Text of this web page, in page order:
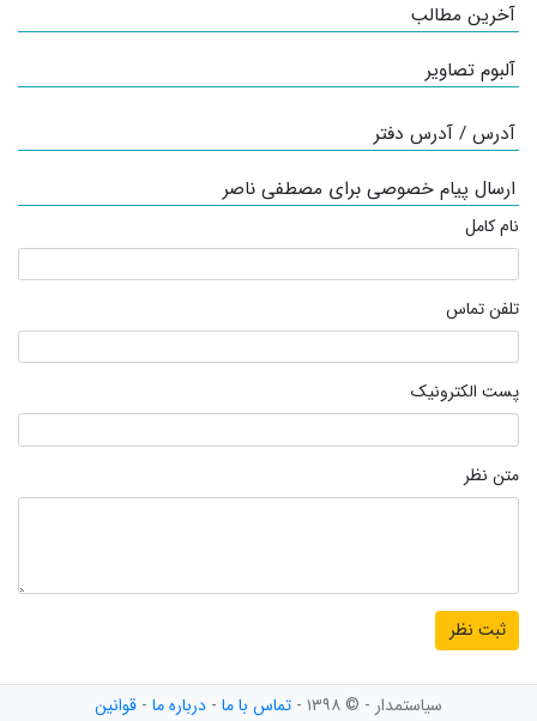
آخرین مطالب
آلبوم تصاویر
آدرس / آدرس دفتر
ارسال پیام خصوصی برای مصطفی ناصر
نام کامل
تلفن تماس
پست الکترونیک
متن نظر
سیاستمدار - © ۱۳۹۸ - تماس با ما - درباره ما - قوانین